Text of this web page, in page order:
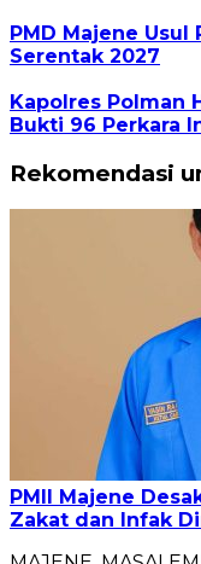
PMD Majene Usul
Serentak 2027
Kapolres Polman
Bukti 96 Perkara
Rekomendasi
PMII Majene
Zakat dan Infak